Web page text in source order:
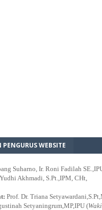
WEBSITE
Suharno, Ir. Roni Fadilah
Akhmadi, S.Pt.,IPM, CHt,
Prof. Dr. Triana
Setyaningrum,MP,IPU (